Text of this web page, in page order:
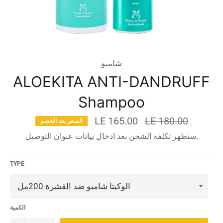
شامبو
ALOEKITA ANTI-DANDRUFF
Shampoo
السعر بعد الخصم LE 165.00
السعر
قبل
الخصم
LE 180.00
ستظهر تكلفة الشحن بعد ادخال بيانات عنوان التوصيل.
TYPE
الكمية